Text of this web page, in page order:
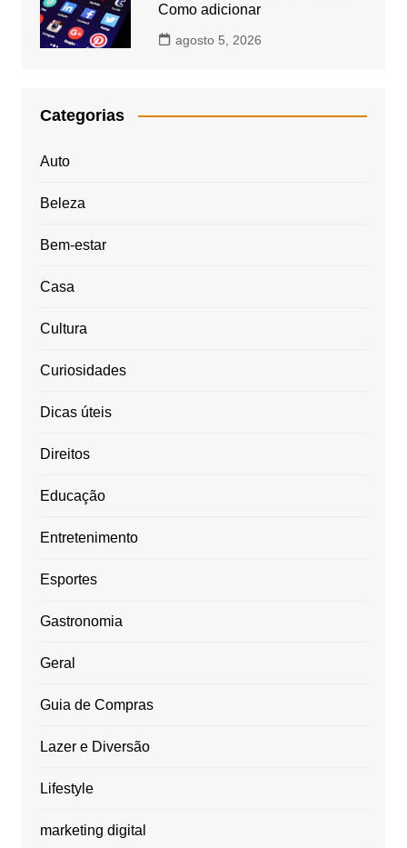
Como adicionar
agosto 5, 2026
Categorias
Auto
Beleza
Bem-estar
Casa
Cultura
Curiosidades
Dicas úteis
Direitos
Educação
Entretenimento
Esportes
Gastronomia
Geral
Guia de Compras
Lazer e Diversão
Lifestyle
marketing digital